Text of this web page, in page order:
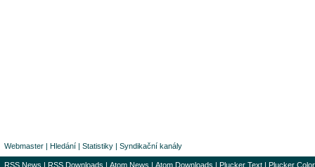
Webmaster | Hledání | Statistiky | Syndikační kanály
RSS News | RSS Downloads | Atom News | Atom Downloads | Plucker Text | Plucker Color